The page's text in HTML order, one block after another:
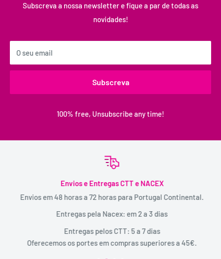
Subscreva a nossa newsletter e fique a par de todas as
novidades!
O seu email
Subscreva
100% free, Unsubscribe any time!
Envios e Entregas CTT e NACEX
Envios em 48 horas a 72 horas para Portugal Continental.
Entregas pela Nacex: em 2 a 3 dias
Entregas pelos CTT: 5 a 7 dias
Oferecemos os portes em compras superiores a 45€.